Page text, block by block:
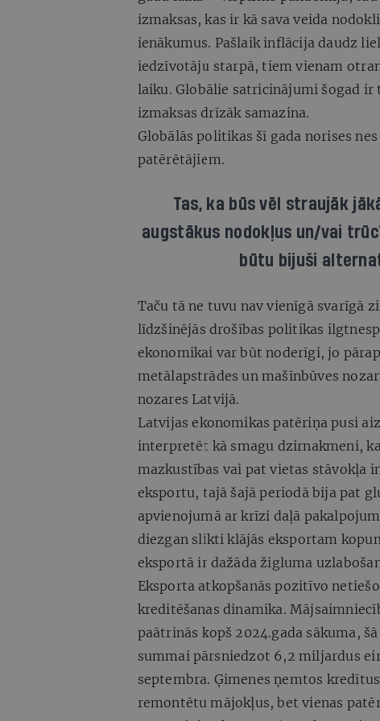
izmaksas, kas ir kā sava veida
ienākumus. Pašlaik inflācija daudz
iedzīvotāju starpā, tiem vienam
laiku. Globālie satricinājumi šogad
izmaksas drīzāk samazina.
Globālās politikas šī gada norises
patērētājiem.
Tas, ka būs vēl straujāk
augstākus nodokļus un/vai
būtu bijuši
Taču tā ne tuvu nav vienīgā svarīgā
līdzšinējās drošības politikas
ekonomikai var būt noderīgi, jo
metālapstrādes un mašīnbūves
nozares Latvijā.
Latvijas ekonomikas patēriņa pusi
interpretēt kā smagu dzirnakmeni,
mazkustības vai pat vietas stāvokļa
eksportu, tajā šajā periodā bija pat
apvienojumā ar krīzi daļā
diezgan slikti klājās eksportam
eksportā ir dažāda žigluma
Eksporta atkopšanās pozitīvo
kreditēšanas dinamika.
paātrinās kopš 2024.gada sākuma,
summai pārsniedzot 6,2 miljardus
septembra. Ģimenes ņemtos
remontētu mājokļus, bet vienas